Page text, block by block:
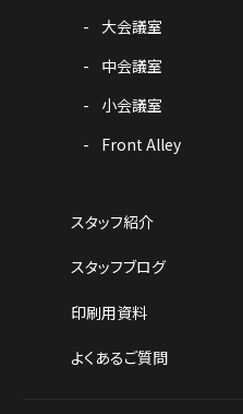
大会議室
中会議室
小会議室
Front Alley
スタッフ紹介
スタッフブログ
印刷用資料
よくあるご質問